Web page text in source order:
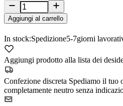
Aggiungi al carrello
In stock:Spedizione5-7giorni
Aggiungi prodotto alla lista dei
Confezione discreta Spediamo il tuo
completamente neutro senza